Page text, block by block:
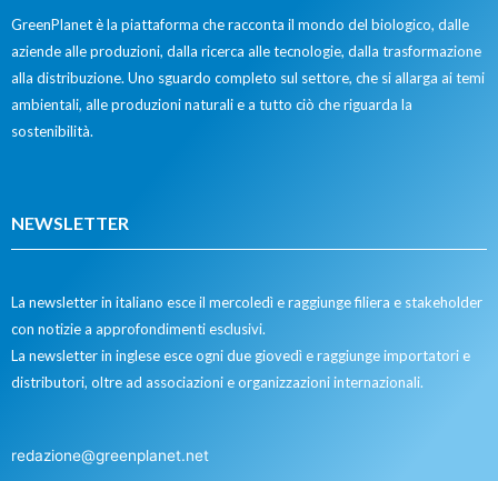
GreenPlanet è la piattaforma che racconta il mondo del biologico, dalle
aziende alle produzioni, dalla ricerca alle tecnologie, dalla trasformazione
alla distribuzione. Uno sguardo completo sul settore, che si allarga ai temi
ambientali, alle produzioni naturali e a tutto ciò che riguarda la
sostenibilità.
NEWSLETTER
La newsletter in italiano esce il mercoledì e raggiunge filiera e stakeholder
con notizie a approfondimenti esclusivi.
La newsletter in inglese esce ogni due giovedì e raggiunge importatori e
distributori, oltre ad associazioni e organizzazioni internazionali.
redazione@greenplanet.net